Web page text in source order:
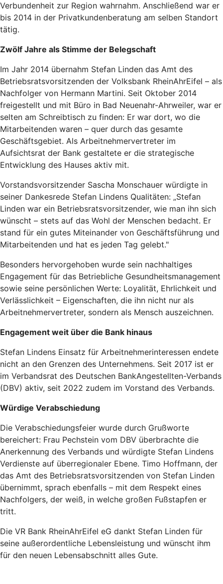
Verbundenheit zur Region wahrnahm. Anschließend war er
bis 2014 in der Privatkundenberatung am selben Standort
tätig.
Zwölf Jahre als Stimme der Belegschaft
Im Jahr 2014 übernahm Stefan Linden das Amt des
Betriebsratsvorsitzenden der Volksbank RheinAhrEifel – als
Nachfolger von Hermann Martini. Seit Oktober 2014
freigestellt und mit Büro in Bad Neuenahr-Ahrweiler, war er
selten am Schreibtisch zu finden: Er war dort, wo die
Mitarbeitenden waren – quer durch das gesamte
Geschäftsgebiet. Als Arbeitnehmervertreter im
Aufsichtsrat der Bank gestaltete er die strategische
Entwicklung des Hauses aktiv mit.
Vorstandsvorsitzender Sascha Monschauer würdigte in
seiner Dankesrede Stefan Lindens Qualitäten: „Stefan
Linden war ein Betriebsratsvorsitzender, wie man ihn sich
wünscht – stets auf das Wohl der Menschen bedacht. Er
stand für ein gutes Miteinander von Geschäftsführung und
Mitarbeitenden und hat es jeden Tag gelebt."
Besonders hervorgehoben wurde sein nachhaltiges
Engagement für das Betriebliche Gesundheitsmanagement
sowie seine persönlichen Werte: Loyalität, Ehrlichkeit und
Verlässlichkeit – Eigenschaften, die ihn nicht nur als
Arbeitnehmervertreter, sondern als Mensch auszeichnen.
Engagement weit über die Bank hinaus
Stefan Lindens Einsatz für Arbeitnehmerinteressen endete
nicht an den Grenzen des Unternehmens. Seit 2017 ist er
im Verbandsrat des Deutschen BankAngestellten-Verbands
(DBV) aktiv, seit 2022 zudem im Vorstand des Verbands.
Würdige Verabschiedung
Die Verabschiedungsfeier wurde durch Grußworte
bereichert: Frau Pechstein vom DBV überbrachte die
Anerkennung des Verbands und würdigte Stefan Lindens
Verdienste auf überregionaler Ebene. Timo Hoffmann, der
das Amt des Betriebsratsvorsitzenden von Stefan Linden
übernimmt, sprach ebenfalls – mit dem Respekt eines
Nachfolgers, der weiß, in welche großen Fußstapfen er
tritt.
Die VR Bank RheinAhrEifel eG dankt Stefan Linden für
seine außerordentliche Lebensleistung und wünscht ihm
für den neuen Lebensabschnitt alles Gute.